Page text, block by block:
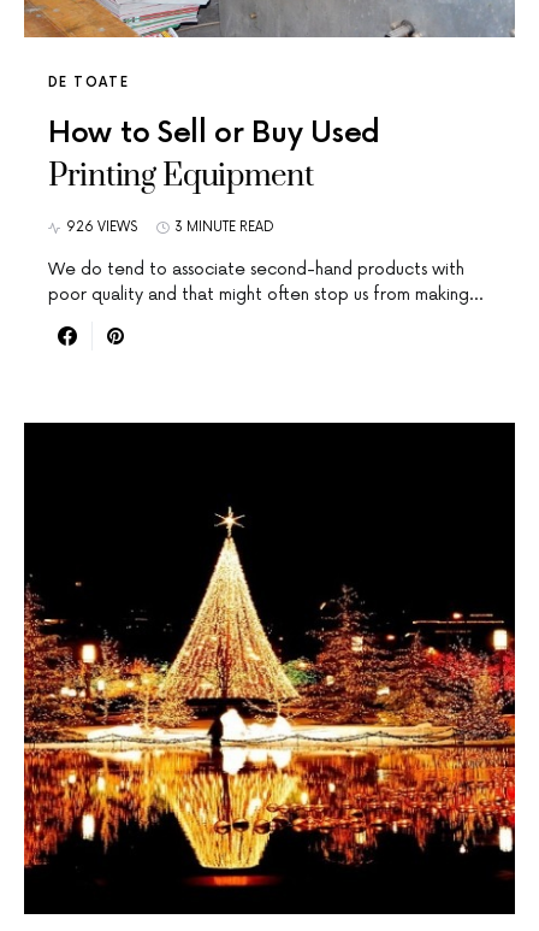
DE TOATE
How to Sell or Buy Used
Printing Equipment
926 VIEWS 3 MINUTE READ
We do tend to associate second-hand products with
poor quality and that might often stop us from making…